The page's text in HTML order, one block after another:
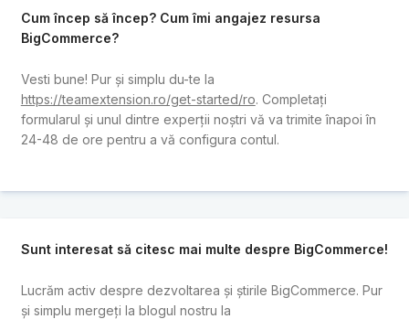
Cum încep să încep? Cum îmi angajez resursa
BigCommerce?
Vesti bune! Pur și simplu du-te la
https://teamextension.ro/get-started/ro. Completați
formularul și unul dintre experții noștri vă va trimite înapoi în
24-48 de ore pentru a vă configura contul.
Sunt interesat să citesc mai multe despre BigCommerce!
Lucrăm activ despre dezvoltarea și știrile BigCommerce. Pur
și simplu mergeți la blogul nostru la